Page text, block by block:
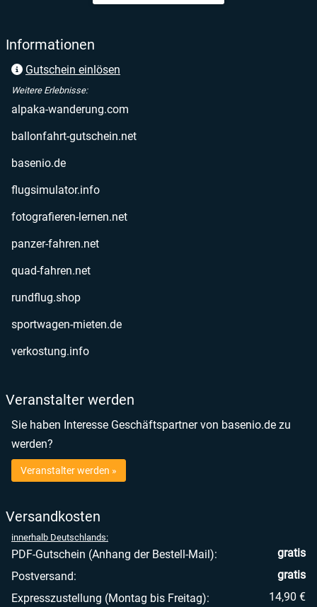
öffnet in neuem Fenster
Informationen
Gutschein einlösen
Weitere Erlebnisse:
alpaka-wanderung.com
ballonfahrt-gutschein.netöffnet in neuem Fenster
basenio.deöffnet in neuem Fenster
flugsimulator.infoöffnet in neuem Fenster
fotografieren-lernen.netöffnet in neuem Fenster
panzer-fahren.netöffnet in neuem Fenster
quad-fahren.netöffnet in neuem Fenster
rundflug.shopöffnet in neuem Fenster
sportwagen-mieten.deöffnet in neuem Fenster
verkostung.infoöffnet in neuem Fenster
Veranstalter werden
Sie haben Interesse Geschäftspartner von basenio.de zu
werden?
Veranstalter werden »
Versandkosten
innerhalb Deutschlands:
PDF-Gutschein (Anhang der Bestell-Mail):
gratis
Postversand:
gratis
Expresszustellung (Montag bis Freitag):
14,90 €